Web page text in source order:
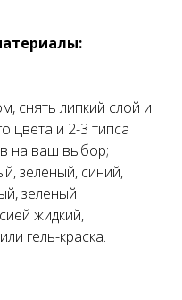
снять липкий слой и
цвета и 2-3 типса
на ваш выбор;
зеленый, синий,
зеленый
жидкий,
гель-краска.